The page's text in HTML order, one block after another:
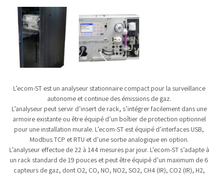
L’ecom-ST est un analyseur stationnaire compact pour la surveillance
autonome et continue des émissions de gaz.
L’analyseur peut servir d’insert de rack, s’intégrer facilement dans une
armoire existante ou être équipé d’un boîtier de protection optionnel
pour une installation murale. L’ecom-ST est équipé d’interfaces USB,
Modbus TCP et RTU et d’une sortie analogique en option.
L’analyseur effectue de 22 à 144 mesures par jour. L’ecom-ST s’adapte à
un rack standard de 19 pouces et peut être équipé d’un maximum de 6
capteurs de gaz, dont O2, CO, NO, NO2, SO2, CH4 (IR), CO2 (IR), H2,